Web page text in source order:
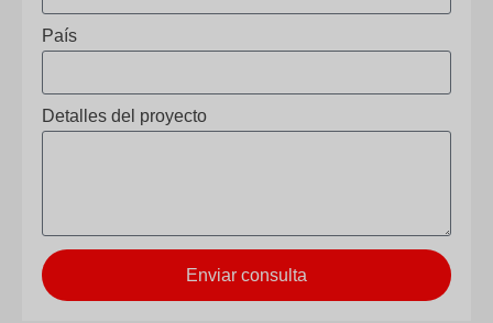
País
Detalles del proyecto
Enviar consulta